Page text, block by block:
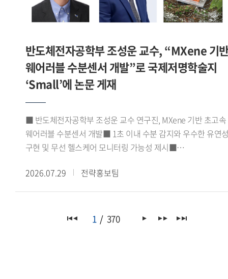
지원사업 내용의 소개로 마무리됐다.이번 학술대회는 한일
양국의 중동 연구자들이 동아시아의 무슬림 이주민이라는 공통
다졌다는 점에서 의의가 있다.
주한모로코대사의 축사를 비롯해 아비르 파이살(Abeer Faisal)
주한이집트대사관 2등서기관, 조지 해리슨(George Harrison)
연구센터의 출범을 축하하고 향후 활동에 대한 기대를 전했다.
포럼에서는 정지원 GBSI 센터 코디네이터가 'GBSI
아프리카녹색성장연구센터 VISION 2030'을 주제로 센터의
중장기 연구 비전과 추진 방향을 발표했다. 이어 노지현
아프리카연구소 HK연구교수, 김규연 이화여자대학교
기후변화예측연구센터 박사후연구원, 에마누엘라 도린 코피
(Emmanuella Doreen Kwofie) 녹색기후기금(GCF) 프로그램
오피서(Programme Officer)가 발표와 토론에 참여해 한-
등에 대해 심도 있는 논의를 이어갔다.이번 포럼은
관련 분야의 학술 교류와 공동 연구를 확대하는 계기가 됐다.
반도체전자공학부 조성운 교수, “MXene 기
웨어러블 수분센서 개발”로 국제저명학술지
‘Small’에 논문 게재
■ 반도체전자공학부 조성운 교수 연구진, MXene 기반 초고속
웨어러블 수분센서 개발■ 1초 이내 수분 감지와 우수한 유연
구현 및 무선 헬스케어 모니터링 가능성 제시■
『Small』(Impact factor 11.8) 게재우리 대학
반도체전자공학부 조성운 교수 연구진이 실리카 나노입자와
이를 무선 헬스케어 모니터링 시스템에 성공적으로 적용했다고
2026.07.29 전략홍보팀
1 370